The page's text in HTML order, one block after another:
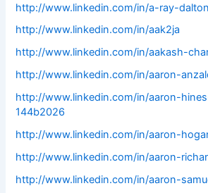
http://www.linkedin.com/in/a-ray-
http://www.linkedin.com/in/aak2ja
http://www.linkedin.com/in/aakash-
http://www.linkedin.com/in/aaron-
http://www.linkedin.com/in/aaron-
144b2026
http://www.linkedin.com/in/aaron-
http://www.linkedin.com/in/aaron-
http://www.linkedin.com/in/aaron-